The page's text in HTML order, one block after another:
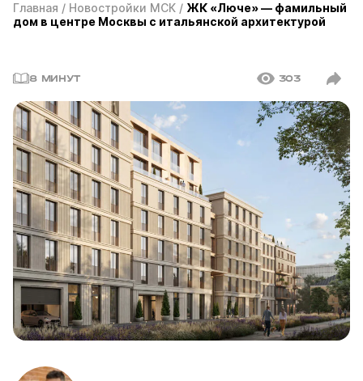
Главная / Новостройки МСК / ЖК «Люче» — фамильный
дом в центре Москвы с итальянской архитектурой
8 МИНУТ 303